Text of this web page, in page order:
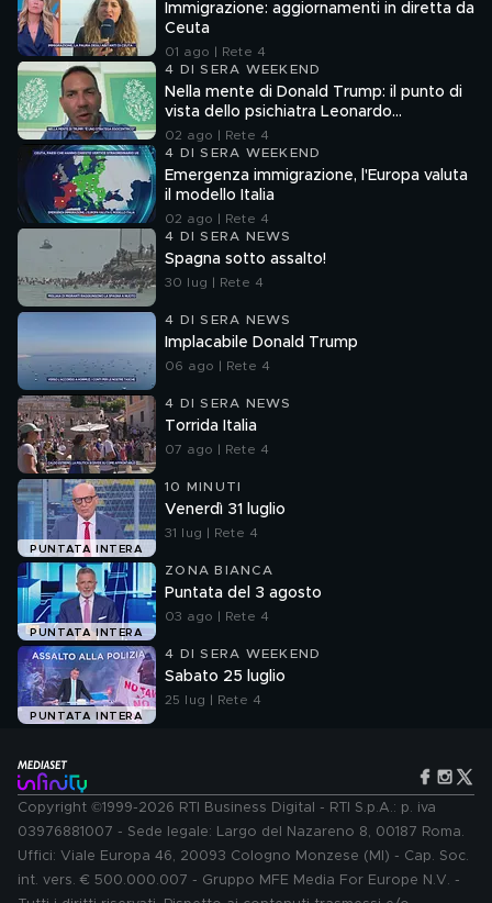
Immigrazione: aggiornamenti in diretta da
Ceuta
01 ago | Rete 4
4 DI SERA WEEKEND
Nella mente di Donald Trump: il punto di
vista dello psichiatra Leonardo
Mendolicchio
02 ago | Rete 4
4 DI SERA WEEKEND
Emergenza immigrazione, l'Europa valuta
il modello Italia
02 ago | Rete 4
4 DI SERA NEWS
Spagna sotto assalto!
30 lug | Rete 4
4 DI SERA NEWS
Implacabile Donald Trump
06 ago | Rete 4
4 DI SERA NEWS
Torrida Italia
07 ago | Rete 4
PUNTATA INTERA
10 MINUTI
Venerdì 31 luglio
31 lug | Rete 4
PUNTATA INTERA
ZONA BIANCA
Puntata del 3 agosto
03 ago | Rete 4
PUNTATA INTERA
4 DI SERA WEEKEND
Sabato 25 luglio
25 lug | Rete 4
Copyright ©1999-2026 RTI Business Digital - RTI S.p.A.: p. iva
03976881007 - Sede legale: Largo del Nazareno 8, 00187 Roma.
Uffici: Viale Europa 46, 20093 Cologno Monzese (MI) - Cap. Soc.
int. vers. € 500.000.007 - Gruppo MFE Media For Europe N.V. -